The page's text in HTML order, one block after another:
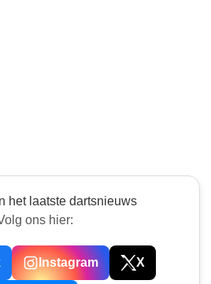
het laatste dartsnieuws
ons hier:
Instagram X